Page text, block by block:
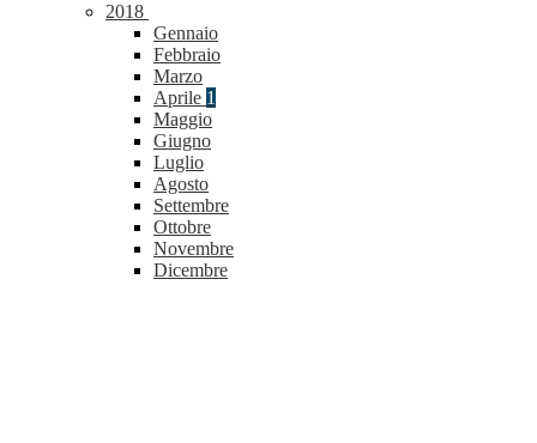
2018
Gennaio
Febbraio
Marzo
Aprile 1
Maggio
Giugno
Luglio
Agosto
Settembre
Ottobre
Novembre
Dicembre